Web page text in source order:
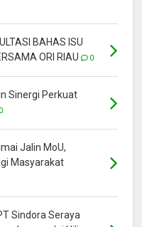
BAHAS ISU
ORI RIAU
0
Sinergi Perkuat
0
Jalin MoU,
Masyarakat
Sindora Seraya